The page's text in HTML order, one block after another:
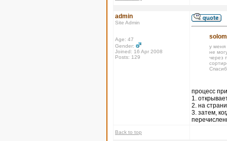
admin
Site Admin
Age: 47
Gender:
Joined: 16 Apr 2008
Posts: 129
у меня
не
через
процесс
1.
2. на
3. затем,
Back to top